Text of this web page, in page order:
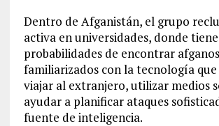
Dentro de Afganistán, el grupo
activa en universidades, donde
probabilidades de encontrar afganos
familiarizados con la tecnología
viajar al extranjero, utilizar medios
ayudar a planificar ataques
fuente de inteligencia.